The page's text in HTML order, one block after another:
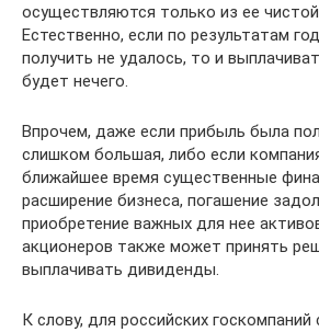
осуществляются только из ее
Естественно, если по результатам
получить не удалось, то и
будет нечего.
Впрочем, даже если прибыль была
слишком большая, либо если
ближайшее время существенные
расширение бизнеса, погашение
приобретение важных для нее
акционеров также может принять
выплачивать дивиденды.
К слову, для российских